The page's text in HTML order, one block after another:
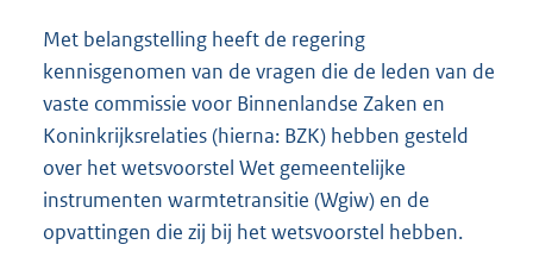
Met belangstelling heeft de regering
kennisgenomen van de vragen die de leden van de
vaste commissie voor Binnenlandse Zaken en
Koninkrijksrelaties (hierna: BZK) hebben gesteld
over het wetsvoorstel Wet gemeentelijke
instrumenten warmtetransitie (Wgiw) en de
opvattingen die zij bij het wetsvoorstel hebben.